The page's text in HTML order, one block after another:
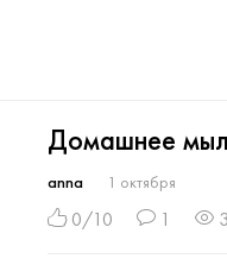
Домашнее
anna 1 октября
0/10 1